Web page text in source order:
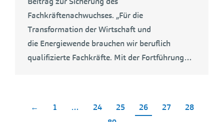
Fachkräftenachwuchses. „Für die
Transformation der Wirtschaft und
die Energiewende brauchen wir beruflich
qualifizierte Fachkräfte. Mit der Fortführung…
← 1 … 24 25 26 27
28